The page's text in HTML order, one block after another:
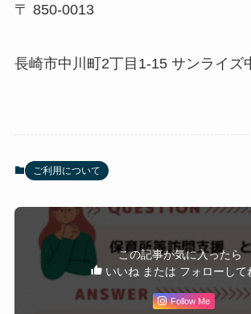
〒 850-0013
長崎市中川町2丁目1-15 サンライズ
ご利用について
この記事が気に入ったら
いいね または フォローして
Follow Me